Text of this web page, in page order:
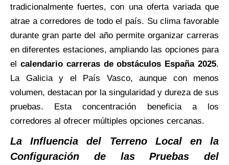
tradicionalmente fuertes, con una oferta variada que
atrae a corredores de todo el país. Su clima favorable
durante gran parte del año permite organizar carreras
en diferentes estaciones, ampliando las opciones para
el calendario carreras de obstáculos España 2025.
La Galicia y el País Vasco, aunque con menos
volumen, destacan por la singularidad y dureza de sus
pruebas. Esta concentración beneficia a los
corredores al ofrecer múltiples opciones cercanas.
La Influencia del Terreno Local en la
Configuración de las Pruebas del